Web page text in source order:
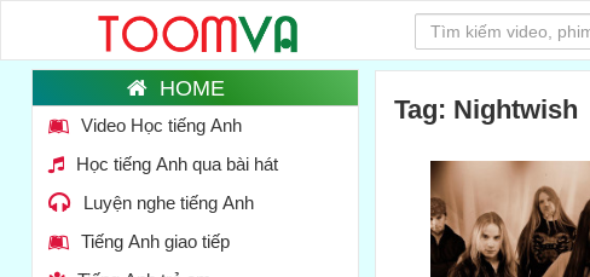
Video Học tiếng Anh
Học tiếng Anh qua bài hát
Luyện nghe tiếng Anh
Tiếng Anh giao tiếp
Tag: Nightwish